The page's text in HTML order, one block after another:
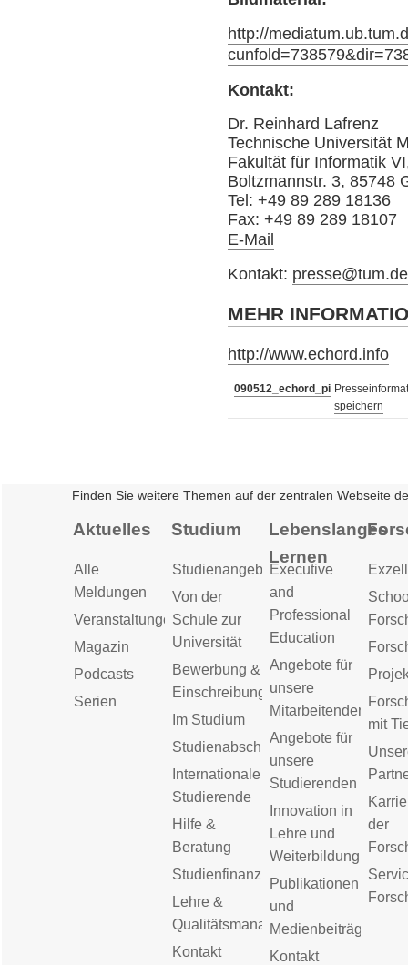
http://
Kontakt:
Dr. Reinhard Lafrenz
Technische Universität
Fakultät für Informatik
Boltzmannstr. 3, 85748
Tel: +49 89 289 18136
Fax: +49 89 289 18107
E-Mail
Kontakt: presse@tum.de
MEHR
http://www.echord.info
090512_echord_pi
speichern
Finden Sie weitere Themen auf der zentralen Webseite
Aktuelles
Alle
Meldungen
Veranstaltungen
Magazin
Podcasts
Serien
Studium
Studienangebot
Von der
Schule zur
Universität
Bewerbung &
Einschreibung
Im Studium
Studienabschluss
Internationale
Studierende
Hilfe &
Beratung
Studienfinanzierung
Lehre &
Qualitätsmanagement
Kontakt
Lebenslanges
Lernen
Executive
and
Professional
Education
Angebote für
unsere
Mitarbeitenden
Angebote für
unsere
Studierenden
Innovation in
Lehre und
Weiterbildung
Publikationen
und
Medienbeiträge
Kontakt
mit
der